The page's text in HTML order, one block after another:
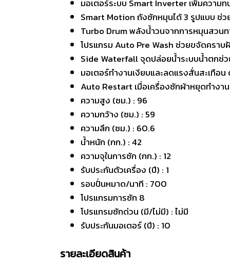
มอเตอร์ระบบ Smart Inverter เพิ่มความ
Smart Motion ถังซักหมุนได้ 3 รูปแบบ ช่
Turbo Drum พลังน้ำวนจากการหมุนสวน
โปรแกรม Auto Pre Wash ช่วยขจัดครา
Side Waterfall จุดปล่อยน้ำระบบน้ำตกช่ว
มอเตอร์ทำงานเงียบและลดแรงสั่นสะเทือ
Auto Restart เมื่อเครื่องซักผ้าหยุดทำงา
ความสูง (ซม.) : 96
ความกว้าง (ซม.) : 59
ความลึก (ซม.) : 60.6
น้ำหนัก (กก.) : 42
ความจุในการซัก (กก.) : 12
รับประกันตัวเครื่อง (ปี) : 1
รอบปั่นหมาด/นาที : 700
โปรแกรมการซัก 8
โปรแกรมซักด่วน (มี/ไม่มี) : ไม่มี
รับประกันมอเตอร์ (ปี) : 10
รายละเอียดสินค้า